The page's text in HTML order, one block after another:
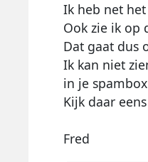
Ik heb net
Ook zie ik op
Dat gaat dus
Ik kan niet
in je
Kijk daar
Fred